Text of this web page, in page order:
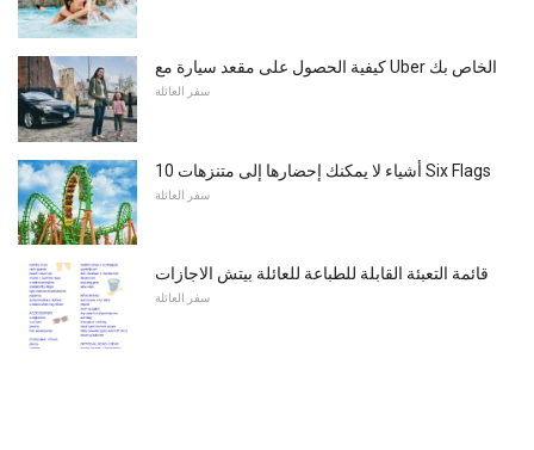
كيفية الحصول على مقعد سيارة مع Uber الخاص بك
سفر العائلة
10 أشياء لا يمكنك إحضارها إلى متنزهات Six Flags
سفر العائلة
قائمة التعبئة القابلة للطباعة للعائلة بيتش الاجازات
سفر العائلة